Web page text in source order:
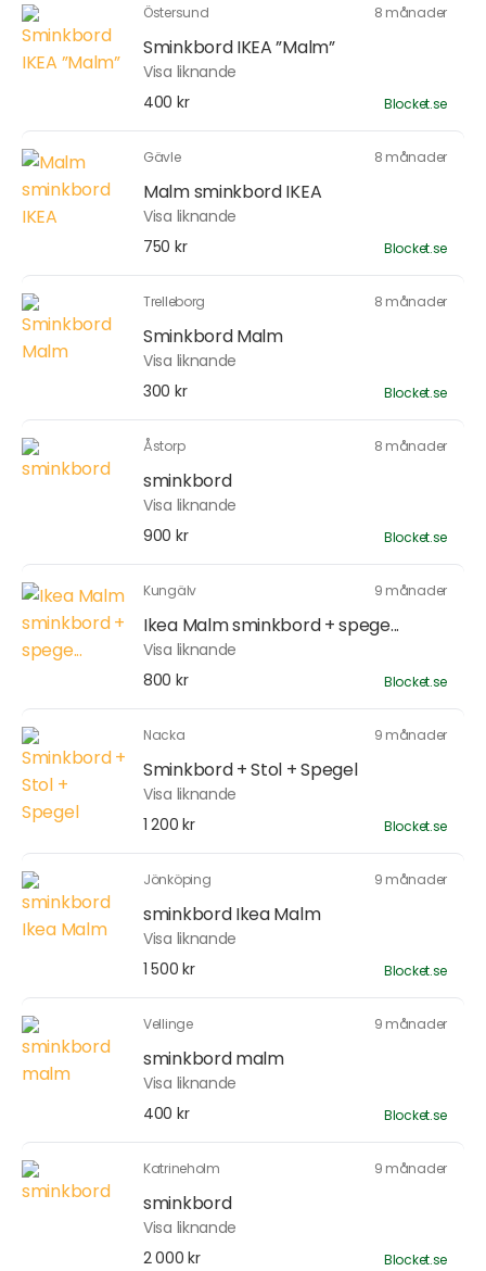
Östersund 8 månader
Sminkbord IKEA ”Malm”
Visa liknande
400 kr
Blocket.se
Gävle 8 månader
Malm sminkbord IKEA
Visa liknande
750 kr
Blocket.se
Trelleborg 8 månader
Sminkbord Malm
Visa liknande
300 kr
Blocket.se
Åstorp 8 månader
sminkbord
Visa liknande
900 kr
Blocket.se
Kungälv 9 månader
Ikea Malm sminkbord + spege...
Visa liknande
800 kr
Blocket.se
Nacka 9 månader
Sminkbord + Stol + Spegel
Visa liknande
1 200 kr
Blocket.se
Jönköping 9 månader
sminkbord Ikea Malm
Visa liknande
1 500 kr
Blocket.se
Vellinge 9 månader
sminkbord malm
Visa liknande
400 kr
Blocket.se
Katrineholm 9 månader
sminkbord
Visa liknande
2 000 kr
Blocket.se